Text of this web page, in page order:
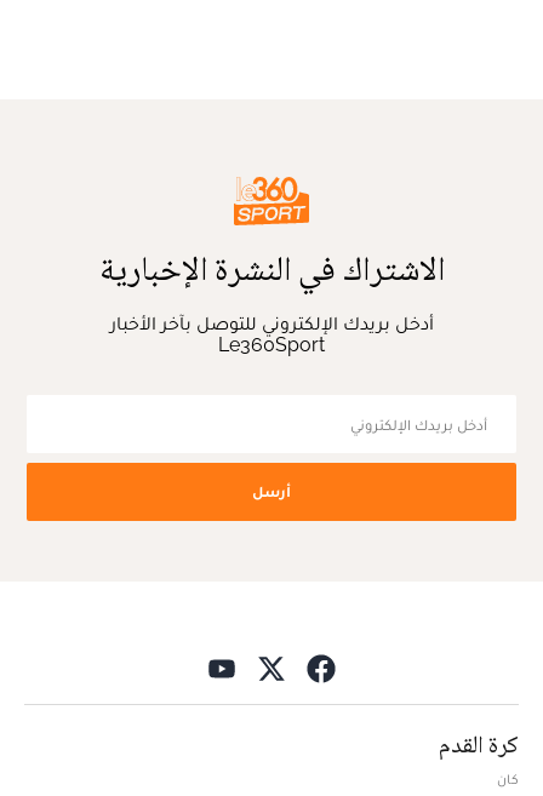
الاشتراك في النشرة الإخبارية
أدخل بريدك الإلكتروني للتوصل بآخر الأخبار
Le360Sport
أرسل
كرة القدم
كان